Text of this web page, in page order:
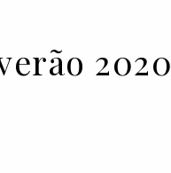
2020